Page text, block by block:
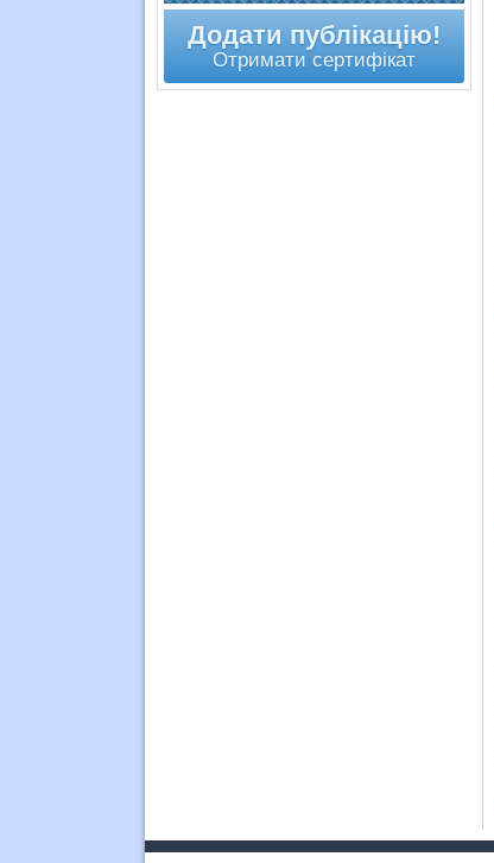
Додати публікацію!
Отримати сертифікат